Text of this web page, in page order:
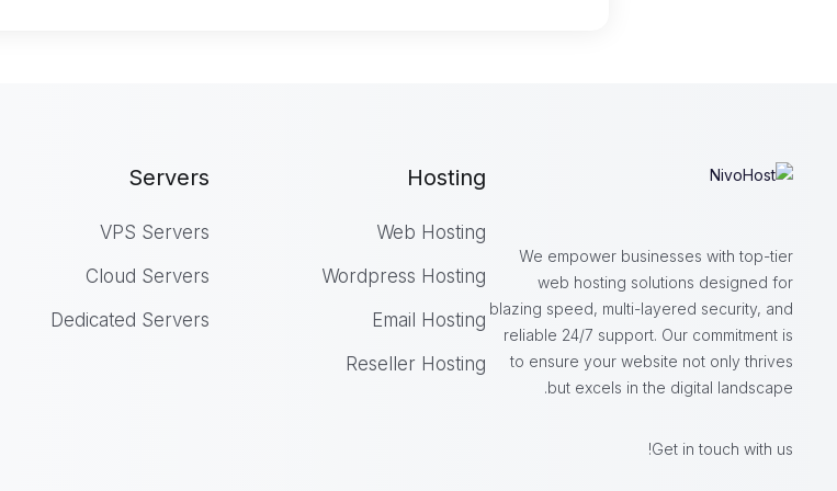
We empower businesses with top-tier
web hosting solutions designed for
blazing speed, multi-layered security, and
reliable 24/7 support. Our commitment is
to ensure your website not only thrives
but excels in the digital landscape.
Get in touch with us!
Hosting
Web Hosting
Wordpress Hosting
Email Hosting
Reseller Hosting
Servers
VPS Servers
Cloud Servers
Dedicated Servers